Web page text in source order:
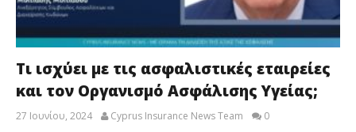
Τι ισχύει με τις ασφαλιστικές εταιρείες
και τον Οργανισμό Ασφάλισης Υγείας;
27 Ιουνίου, 2024 Cyprus Insurance News Team 0